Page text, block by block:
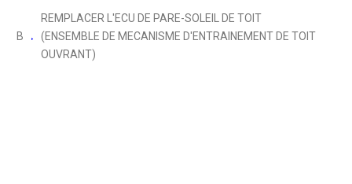
B
REMPLACER L'ECU DE PARE-SOLEIL DE TOIT
(ENSEMBLE DE MECANISME D'ENTRAINEMENT DE TOIT
OUVRANT)